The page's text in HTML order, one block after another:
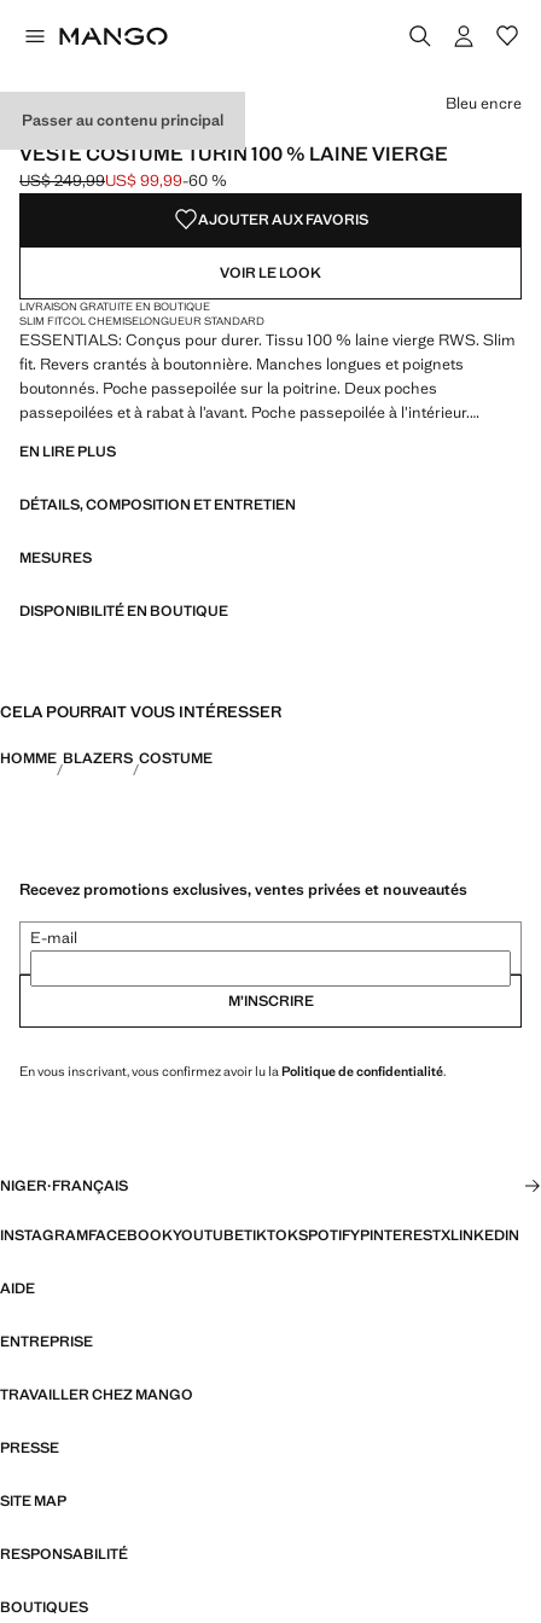
Passer au contenu principal
ESSENTIALS
VESTE COSTUME TURIN 100 % LAINE VIERGE
Prix initial barré [US$ 249,99 ]
US$ 249,99
Prix actuel [US$ 99,99 ]
US$ 99,99-60 %
Choisissez une couleur
Couleur Bleu encre sélectionnée
Couleur Bleu marine
Couleur Marron moyen
Couleur Marron
Bleu encre
AJOUTER AUX FAVORIS
VOIR LE LOOK
LIVRAISON GRATUITE EN BOUTIQUE
SLIM FITCOL CHEMISELONGUEUR STANDARD
ESSENTIALS: Conçus pour durer. Tissu 100 % laine vierge RWS. Slim
fit. Revers crantés à boutonnière. Manches longues et poignets
boutonnés. Poche passepoilée sur la poitrine. Deux poches
passepoilées et à rabat à l’avant. Poche passepoilée à l’intérieur.
calidad añadiendo nuevas pruebas de resistencia a nuestras prendas.
más durables, versátiles y atemporales
EN LIRE PLUS
DÉTAILS, COMPOSITION ET ENTRETIEN
MESURES
DISPONIBILITÉ EN BOUTIQUE
CELA POURRAIT VOUS INTÉRESSER
HOMME BLAZERS COSTUME
Recevez promotions exclusives, ventes privées et nouveautés
E-mail
M’INSCRIRE
En vous inscrivant, vous confirmez avoir lu la Politique de confidentialité.
NIGER·FRANÇAIS
INSTAGRAMFACEBOOKYOUTUBETIKTOKSPOTIFYPINTERESTXLINKEDIN
AIDE
ENTREPRISE
TRAVAILLER CHEZ MANGO
PRESSE
SITE MAP
RESPONSABILITÉ
BOUTIQUES